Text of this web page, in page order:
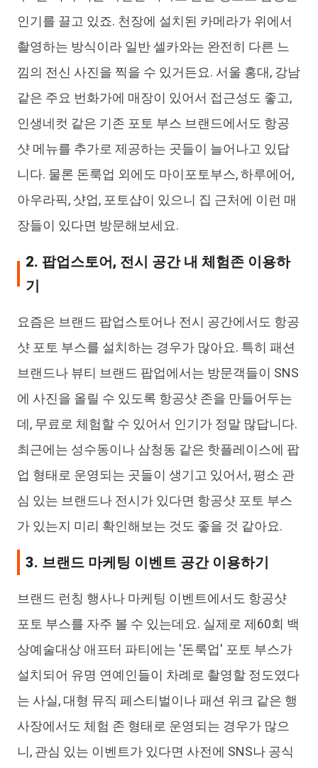
인기를 끌고 있죠. 천장에 설치된 카메라가 위에서
촬영하는 방식이라 일반 셀카와는 완전히 다른 느
낌의 전신 사진을 찍을 수 있거든요. 서울 홍대, 강남
같은 주요 번화가에 매장이 있어서 접근성도 좋고,
인생네컷 같은 기존 포토 부스 브랜드에서도 항공
샷 메뉴를 추가로 제공하는 곳들이 늘어나고 있답
니다. 물론 돈룩업 외에도 마이포토부스, 하루에어,
아우라픽, 샷업, 포토샵이 있으니 집 근처에 이런 매
장들이 있다면 방문해보세요.
2. 팝업스토어, 전시 공간 내 체험존 이용하
기
요즘은 브랜드 팝업스토어나 전시 공간에서도 항공
샷 포토 부스를 설치하는 경우가 많아요. 특히 패션
브랜드나 뷰티 브랜드 팝업에서는 방문객들이 SNS
에 사진을 올릴 수 있도록 항공샷 존을 만들어두는
데, 무료로 체험할 수 있어서 인기가 정말 많답니다.
최근에는 성수동이나 삼청동 같은 핫플레이스에 팝
업 형태로 운영되는 곳들이 생기고 있어서, 평소 관
심 있는 브랜드나 전시가 있다면 항공샷 포토 부스
가 있는지 미리 확인해보는 것도 좋을 것 같아요.
3. 브랜드 마케팅 이벤트 공간 이용하기
브랜드 런칭 행사나 마케팅 이벤트에서도 항공샷
포토 부스를 자주 볼 수 있는데요. 실제로 제60회 백
상예술대상 애프터 파티에는 '돈룩업' 포토 부스가
설치되어 유명 연예인들이 차례로 촬영할 정도였다
는 사실, 대형 뮤직 페스티벌이나 패션 위크 같은 행
사장에서도 체험 존 형태로 운영되는 경우가 많으
니, 관심 있는 이벤트가 있다면 사전에 SNS나 공식